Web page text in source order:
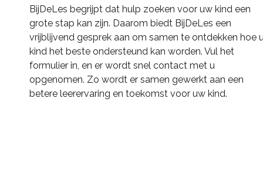
BijDeLes begrijpt dat hulp zoeken voor uw kind een
grote stap kan zijn. Daarom biedt BijDeLes een
vrijblijvend gesprek aan om samen te ontdekken hoe
kind het beste ondersteund kan worden. Vul het
formulier in, en er wordt snel contact met u
opgenomen. Zo wordt er samen gewerkt aan een
betere leerervaring en toekomst voor uw kind.